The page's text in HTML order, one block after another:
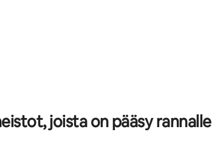
joista on pääsy rannalle